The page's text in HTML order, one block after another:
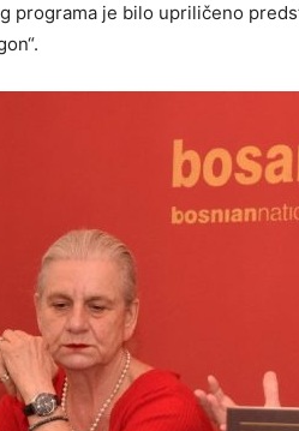
programa je bilo upriličeno